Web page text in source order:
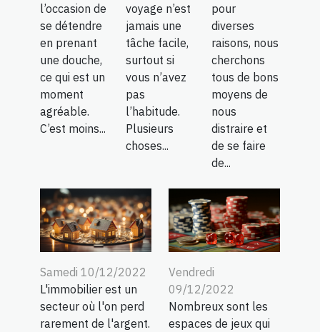
l’occasion de
se détendre
en prenant
une douche,
ce qui est un
moment
agréable.
C’est moins...
voyage n’est
jamais une
tâche facile,
surtout si
vous n’avez
pas
l’habitude.
Plusieurs
choses...
pour
diverses
raisons, nous
cherchons
tous de bons
moyens de
nous
distraire et
de se faire
de...
Samedi 10/12/2022
L'immobilier est un
secteur où l'on perd
rarement de l'argent.
Vendredi
09/12/2022
Nombreux sont les
espaces de jeux qui